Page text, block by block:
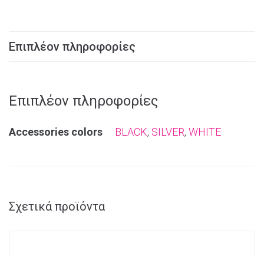
Επιπλέον πληροφορίες
Επιπλέον πληροφορίες
Αccessories colors BLACK, SILVER, WHITE
Σχετικά προϊόντα